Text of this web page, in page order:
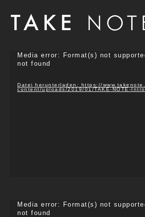
Video-
Player
Media error: Format(s) not
not found
Datei herunterladen: https://
content/uploads/2019/01/TAKE-NOTE-
Video-
Player
Media error: Format(s) not
not found